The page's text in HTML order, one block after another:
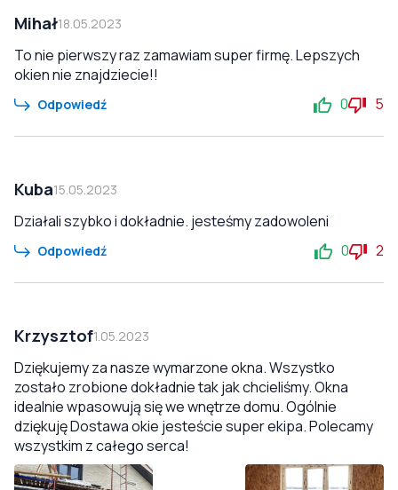
Mihał18.05.2023
To nie pierwszy raz zamawiam super firmę. Lepszych
okien nie znajdziecie!!
Odpowiedź 0 5
Kuba15.05.2023
Działali szybko i dokładnie. jesteśmy zadowoleni
Odpowiedź 0 2
Krzysztof1.05.2023
Dziękujemy za nasze wymarzone okna. Wszystko
zostało zrobione dokładnie tak jak chcieliśmy. Okna
idealnie wpasowują się we wnętrze domu. Ogólnie
dziękuję Dostawa okie jesteście super ekipa. Polecamy
wszystkim z całego serca!